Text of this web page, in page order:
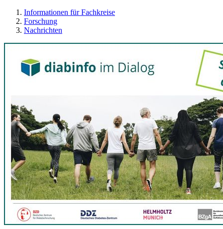
Informationen für Fachkreise
Forschung
Nachrichten